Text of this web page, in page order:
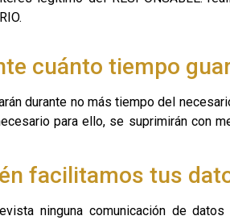
cuánto tiempo
durante no más tiempo del
para ello, se suprimirán con
facilitamos tus
ninguna comunicación de